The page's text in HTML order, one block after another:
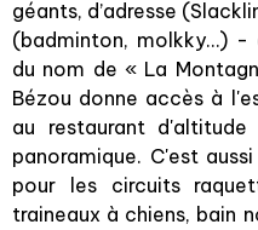
géants, d’adresse
(badminton, molkky…)
du nom de « La
Bézou donne accès à
au restaurant
panoramique. C'est
pour les circuits
traineaux à chiens, bain